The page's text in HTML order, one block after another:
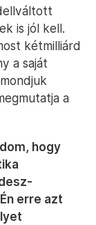
is jól kell.
kétmilliárd
a saját
a
hogy
erre azt